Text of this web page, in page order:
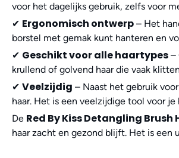
voor het dagelijks gebruik, zelfs voor
✔ Ergonomisch ontwerp – Het
borstel met gemak kunt hanteren en
✔ Geschikt voor alle haartypes –
krullend of golvend haar die vaak
✔ Veelzijdig – Naast het gebruik
haar. Het is een veelzijdige tool voor je
De Red By Kiss Detangling Brush
haar zacht en gezond blijft. Het is een